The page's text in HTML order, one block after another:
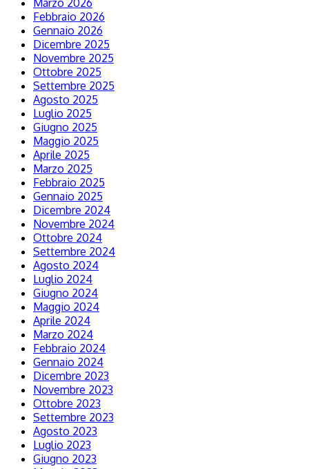
Marzo 2026
Febbraio 2026
Gennaio 2026
Dicembre 2025
Novembre 2025
Ottobre 2025
Settembre 2025
Agosto 2025
Luglio 2025
Giugno 2025
Maggio 2025
Aprile 2025
Marzo 2025
Febbraio 2025
Gennaio 2025
Dicembre 2024
Novembre 2024
Ottobre 2024
Settembre 2024
Agosto 2024
Luglio 2024
Giugno 2024
Maggio 2024
Aprile 2024
Marzo 2024
Febbraio 2024
Gennaio 2024
Dicembre 2023
Novembre 2023
Ottobre 2023
Settembre 2023
Agosto 2023
Luglio 2023
Giugno 2023